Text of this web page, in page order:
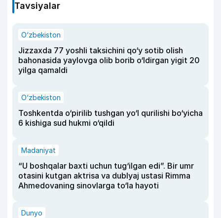
Tavsiyalar
O‘zbekiston
Jizzaxda 77 yoshli taksichini qo‘y sotib olish
bahonasida yaylovga olib borib o‘ldirgan yigit 20
yilga qamaldi
O‘zbekiston
Toshkentda o‘pirilib tushgan yo‘l qurilishi bo‘yicha
6 kishiga sud hukmi o‘qildi
Madaniyat
“U boshqalar baxti uchun tug‘ilgan edi”. Bir umr
otasini kutgan aktrisa va dublyaj ustasi Rimma
Ahmedovaning sinovlarga to‘la hayoti
Dunyo